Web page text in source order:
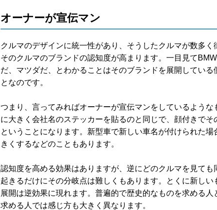
オーナーが宣伝マン
クルマのデザインに統一性があり、そうしたクルマが数多く
そのクルマのブランドの認知度が高まります。一目見て
だ、マツダだ、とわかることはそのブランドを展開している
となのです。
つまり、言ってみればオーナーが宣伝マンをしているような
に大きく会社名のステッカーを貼るのと同じで、顔付きでそ
ということになります。新型車で新しい車名が付けられた
きくするなどのこともあります。
認知度を高める効果はありますが、逆にどのクルマを見ても
起きるだけにその分岐点は難しくもあります。とくに新しい
展開は逆効果に現れます。普遍的で歴史的なものを求める
求める人では感じ方も大きく異なります。